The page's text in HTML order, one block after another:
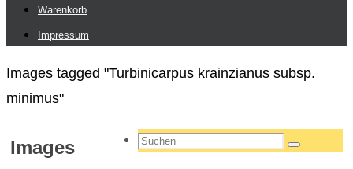
Warenkorb
Impressum
Start
Images tagged "Turbinicarpus krainzianus subsp.
minimus"
Images
Suchen
Suchen